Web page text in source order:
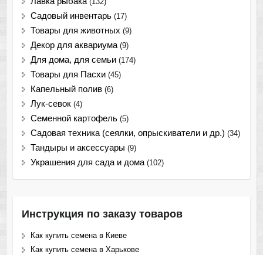
Садовый инвентарь (17)
Товары для животных (9)
Декор для аквариума (9)
Для дома, для семьи (174)
Товары для Пасхи (45)
Капельный полив (6)
Лук-севок (4)
Семенной картофель (5)
Садовая техника (сеялки, опрыскиватели и др.) (34)
Тандыры и аксессуары (9)
Украшения для сада и дома (102)
Инструкция по заказу товаров
Как купить семена в Киеве
Как купить семена в Харькове